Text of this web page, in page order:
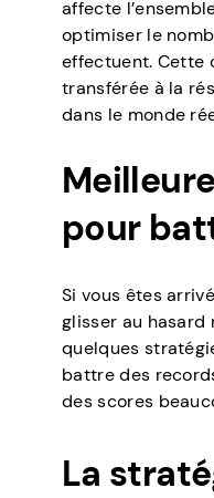
affecte
optimiser le
effectuent. Cette
transférée à la
dans le monde
pour
Si vous êtes
glisser au hasard
quelques
battre des
des scores
La